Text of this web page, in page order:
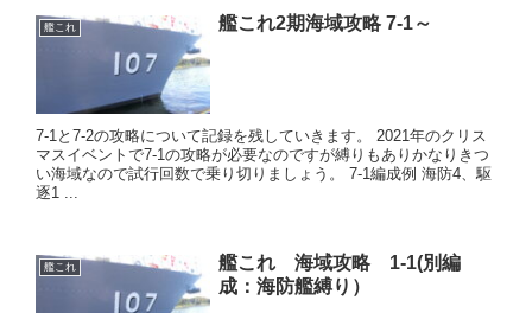
艦これ 艦これ2期海域攻略 7-1～
7-1と7-2の攻略について記録を残していきます。 2021年のクリス
マスイベントで7-1の攻略が必要なのですが縛りもありかなりきつ
い海域なので試行回数で乗り切りましょう。 7-1編成例 海防4、駆
逐1 ...
艦これ
艦これ 海域攻略 1-1(別編
成：海防艦縛り）